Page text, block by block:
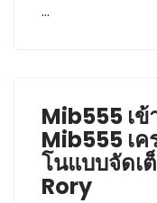
…
Mib555 เข้
Mib555 เ
โนแบบจัดเ
Rory